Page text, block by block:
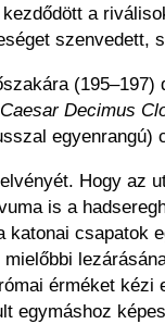
a
szenvedett,
(195–197)
Decimus
egyenrangú)
Hogy az
is a
csapatok
érméket kézi
egymáshoz